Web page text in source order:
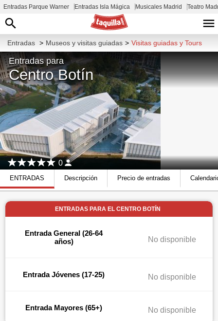
Entradas Parque Warner Entradas Isla Mágica Musicales Madrid Teatro
Entradas > Museos y visitas guiadas > Visitas guiadas y Tours
Entradas para
Centro Botín
0
ENTRADAS Descripción Precio de entradas
ENTRADAS PARA EL CENTRO BOTÍN
Entrada General (26-64
años)
No disponible
Entrada Jóvenes (17-25) No disponible
Entrada Mayores (65+) No disponible